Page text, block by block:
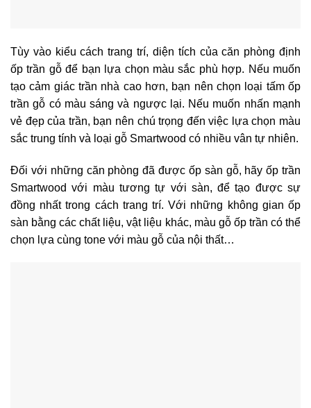
Tùy vào kiểu cách trang trí, diện tích của căn phòng định
ốp trần gỗ để bạn lựa chọn màu sắc phù hợp. Nếu muốn
tạo cảm giác trần nhà cao hơn, bạn nên chọn loại tấm ốp
trần gỗ có màu sáng và ngược lại. Nếu muốn nhấn mạnh
vẻ đẹp của trần, bạn nên chú trọng đến việc lựa chọn màu
sắc trung tính và loại gỗ Smartwood có nhiều vân tự nhiên.
Đối với những căn phòng đã được ốp sàn gỗ, hãy ốp trần
Smartwood với màu tương tự với sàn, để tạo được sự
đồng nhất trong cách trang trí. Với những không gian ốp
sàn bằng các chất liệu, vật liệu khác, màu gỗ ốp trần có thể
chọn lựa cùng tone với màu gỗ của nội thất…